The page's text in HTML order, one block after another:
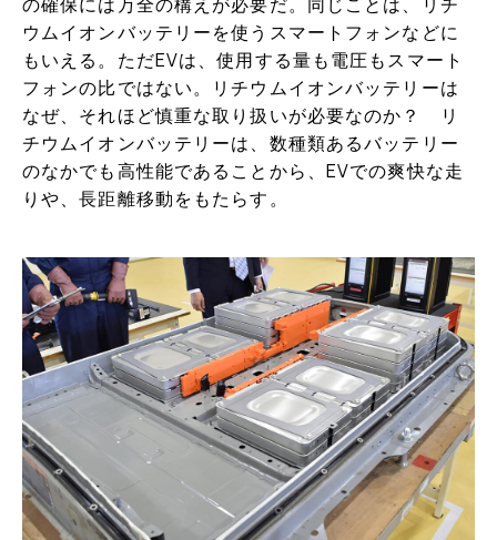
ウムイオンバッテリーを使うスマートフォンなどに
もいえる。ただEVは、使用する量も電圧もスマート
フォンの比ではない。リチウムイオンバッテリーは
なぜ、それほど慎重な取り扱いが必要なのか？ リ
チウムイオンバッテリーは、数種類あるバッテリー
のなかでも高性能であることから、EVでの爽快な走
りや、長距離移動をもたらす。